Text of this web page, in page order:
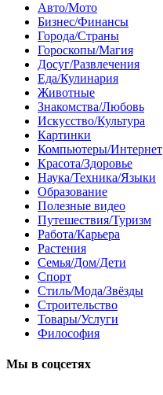
Авто/Мото
Бизнес/Финансы
Города/Страны
Гороскопы/Магия
Досуг/Развлечения
Еда/Кулинария
Животные
Знакомства/Любовь
Искусство/Культура
Картинки
Компьютеры/Интернет
Красота/Здоровье
Наука/Техника/Языки
Образование
Полезные видео
Путешествия/Туризм
Работа/Карьера
Растения
Семья/Дом/Дети
Спорт
Стиль/Мода/Звёзды
Строительство
Товары/Услуги
Философия
Мы в соцсетях